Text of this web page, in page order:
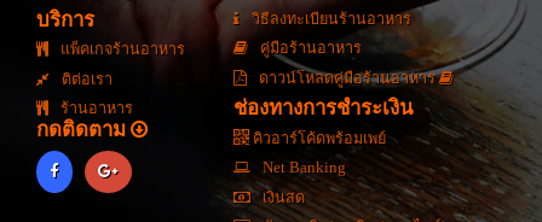
บริการ
แพ็คเกจร้านอาหาร
ติต่อเรา
ร้านอาหาร
กดติดตาม
วิธีลงทะเบียนร้านอาหาร
คู่มือร้านอาหาร
ดาวน์โหลดคู่มือร้านอาหาร
ช่องทางการชำระเงิน
คิวอาร์โค้ดพร้อมเพย์
Net Banking
เงินสด